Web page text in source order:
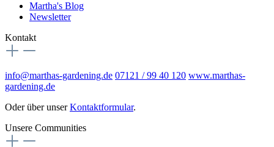
Martha's Blog
Newsletter
Kontakt
info@marthas-gardening.de 07121 / 99 40 120 www.marthas-
gardening.de
Oder über unserKontaktformular.
Unsere Communities